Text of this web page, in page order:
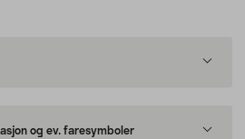
og ev. faresymboler